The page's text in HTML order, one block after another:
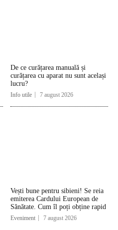
De ce curățarea manuală și
curățarea cu aparat nu sunt același
lucru?
Info utile 7 august 2026
Vești bune pentru sibieni! Se reia
emiterea Cardului European de
Sănătate. Cum îl poți obține rapid
Eveniment 7 august 2026